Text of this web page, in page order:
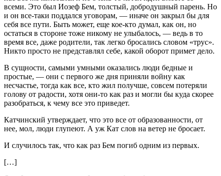
всеми. Это был Иозеф Бем, толстый, добродушный парень. Но
и он все-таки поддался уговорам, — иначе он закрыл бы для
себя все пути. Быть может, еще кое-кто думал, как он, но
остаться в стороне тоже никому не улыбалось, — ведь в то
время все, даже родители, так легко бросались словом «трус».
Никто просто не представлял себе, какой оборот примет дело.
В сущности, самыми умными оказались люди бедные и
простые, — они с первого же дня приняли войну как
несчастье, тогда как все, кто жил получше, совсем потеряли
голову от радости, хотя они-то как раз и могли бы куда скорее
разобраться, к чему все это приведет.
Катчинский утверждает, что это все от образованности, от
нее, мол, люди глупеют. А уж Кат слов на ветер не бросает.
И случилось так, что как раз Бем погиб одним из первых.
[…]